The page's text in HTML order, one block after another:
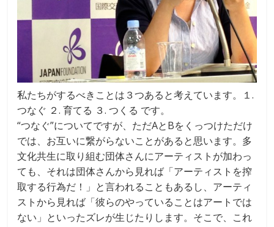
私たちがするべきことは３つあると考えています。１.
つなぐ ２. 育てる ３. つくる です。
“つなぐ”についてですが、ただAとBをくっつけただけ
では、お互いに繋がらないことがあると思います。多
文化共生に取り組む団体さんにアーティストが加わっ
ても、それは団体さんから見れば「アーティストを搾
取する行為だ！」と言われることもあるし、アーティ
ストから見れば「彼らのやっていることはアートでは
ない」といったズレが生じたりします。そこで、これ